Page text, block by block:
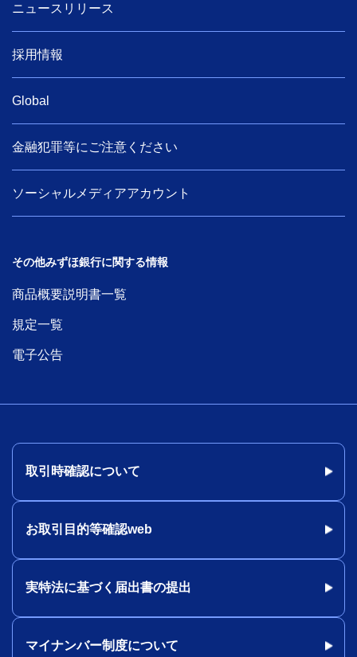
ニュースリリース
採用情報
Global
金融犯罪等にご注意ください
ソーシャルメディアアカウント
その他みずほ銀行に関する情報
商品概要説明書一覧
規定一覧
電子公告
取引時確認について
お取引目的等確認web
実特法に基づく届出書の提出
マイナンバー制度について